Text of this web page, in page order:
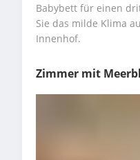
Babybett für einen
Sie das milde Klima
Innenhof.
Zimmer mit